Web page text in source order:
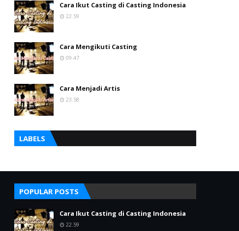
Cara Ikut Casting di Casting Indonesia
22.59
Cara Mengikuti Casting
09.47
Cara Menjadi Artis
23.58
LABELS
POPULAR POSTS
Cara Ikut Casting di Casting Indonesia
22.59